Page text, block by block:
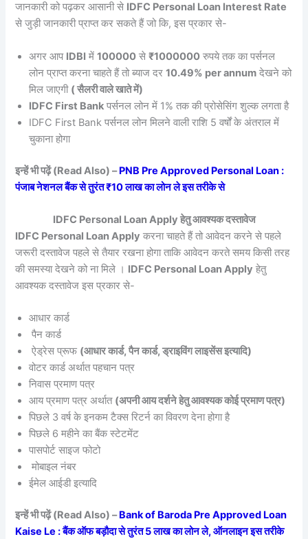
जानकारी को पढ़कर आसानी से IDFC Personal Loan Interest Rate
से जुड़ी जानकारी प्राप्त कर सकते हैं जो कि, इस प्रकार से-
अगर आप IDBI में100000 से₹1000000 रुपये तक का पर्सनल
लोन प्राप्त करना चाहते हैं तो ब्याज दर10.49% per annum देखने को
मिल जाएगी ( सैलरी वाले खाते में)
IDFC First Bank पर्सनल लोन में 1% तक की प्रोसेसिंग शुल्क लगता है
IDFC First Bank पर्सनल लोन मिलने वाली राशि 5 वर्षों के अंतराल में
चुकाना होगा
इन्हें भी पढ़ें (Read Also) –PNB Pre Approved Personal Loan :
पंजाब नेशनल बैंक से तुरंत ₹10 लाख का लोन ले इस तरीके से
IDFC Personal Loan Apply हेतु आवश्यक दस्तावेज
IDFC Personal Loan Apply करना चाहते हैं तो आवेदन करने से पहले
जरूरी दस्तावेज पहले से तैयार रखना होगा ताकि आवेदन करते समय किसी तरह
की समस्या देखने को ना मिले । IDFC Personal Loan Apply हेतु
आवश्यक दस्तावेज इस प्रकार से-
आधार कार्ड
पैन कार्ड
ऐड्रेस प्रूफ (आधार कार्ड, पैन कार्ड, ड्राइविंग लाइसेंस इत्यादि)
वोटर कार्ड अर्थात पहचान पत्र
निवास प्रमाण पत्र
आय प्रमाण पत्र अर्थात (अपनी आय दर्शने हेतु आवश्यक कोई प्रमाण पत्र)
पिछले 3 वर्ष के इनकम टैक्स रिटर्न का विवरण देना होगा है
पिछले 6 महीने का बैंक स्टेटमेंट
पासपोर्ट साइज फोटो
मोबाइल नंबर
ईमेल आईडी इत्यादि
इन्हें भी पढ़ें (Read Also) –Bank of Baroda Pre Approved Loan
Kaise Le : बैंक ऑफ बड़ौदा से तुरंत 5 लाख का लोन ले, ऑनलाइन इस तरीके